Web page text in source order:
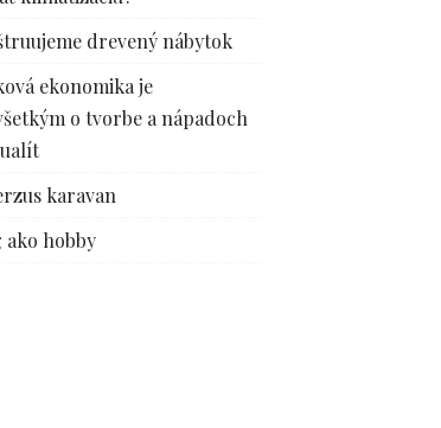
drevený nábytok
ekonomika je
o tvorbe a nápadoch
karavan
ako hobby